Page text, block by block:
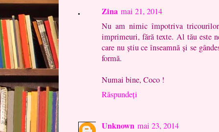
Zina mai 21, 2014
Nu am nimic împotriva
imprimeuri, fără texte. Al tău este
care nu știu ce înseamnă și se
formă.
Numai bine, Coco !
Răspundeți
Unknown mai 23, 2014